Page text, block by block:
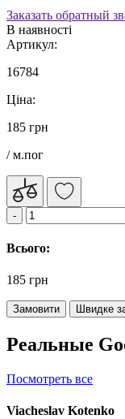
Заказать обратный
В наявності
Артикул:
16784
Ціна:
185 грн
/ м.пог
Всього:
185 грн
Замовити Швидке
Реальные
Посмотреть все
Viacheslav Kotenko